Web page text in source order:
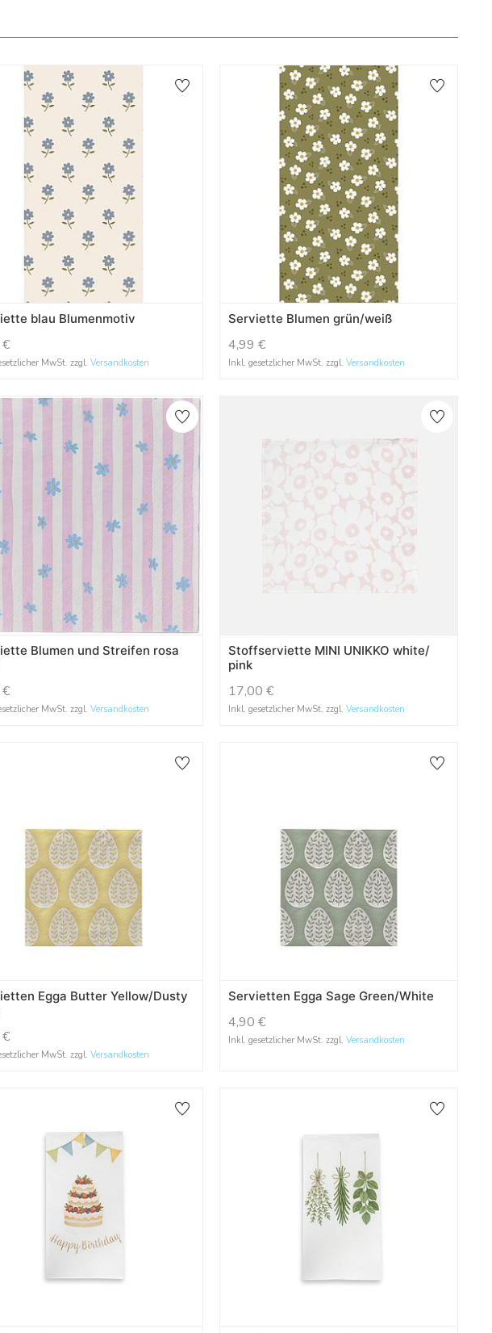
blau Blumenmotiv
€
MwSt. zzgl.Versandkosten
Serviette Blumen grün/weiß
4,99 €
Inkl. gesetzlicher MwSt. zzgl. Versandkosten
Blumen und Streifen rosa
€
MwSt. zzgl.Versandkosten
Stoffserviette MINI UNIKKO white/
pink
17,00 €
Inkl. gesetzlicher MwSt. zzgl. Versandkosten
Egga Butter Yellow/Dusty
€
MwSt. zzgl.Versandkosten
Servietten Egga Sage Green/White
4,90 €
Inkl. gesetzlicher MwSt. zzgl. Versandkosten